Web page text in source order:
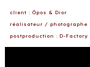
client : Ôpos & Dior
réalisateur / photographe
postproduction : D-Factory